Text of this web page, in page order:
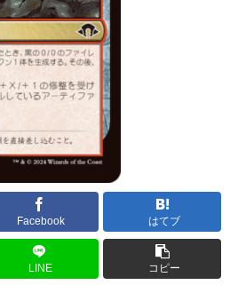
Facebook はてブ
LINE コピー